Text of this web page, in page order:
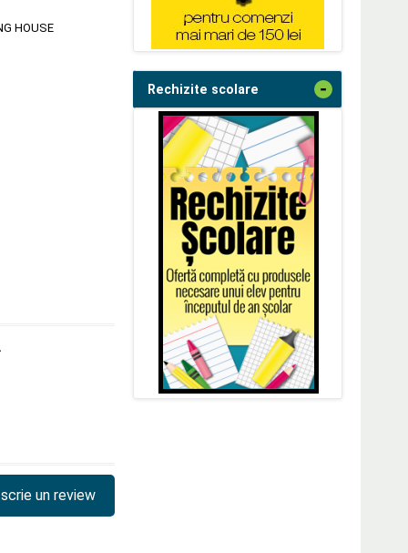
HOUSE
scrie un review
Rechizite scolare -